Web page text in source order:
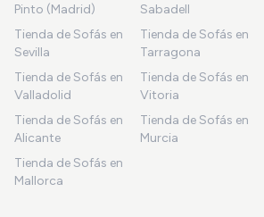
Pinto (Madrid)
Sabadell
Tienda de Sofás en
Sevilla
Tienda de Sofás en
Tarragona
Tienda de Sofás en
Valladolid
Tienda de Sofás en
Vitoria
Tienda de Sofás en
Alicante
Tienda de Sofás en
Murcia
Tienda de Sofás en
Mallorca